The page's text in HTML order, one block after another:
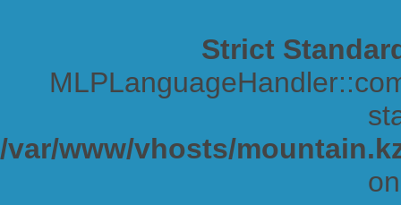
Strict
/var/www/vhosts/